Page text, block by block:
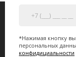
*Нажимая кнопку вы
персональных
конфидициальности